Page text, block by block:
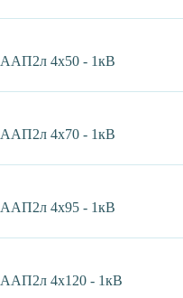
ААП2л 4х50 - 1кВ
ААП2л 4х70 - 1кВ
ААП2л 4х95 - 1кВ
ААП2л 4х120 - 1кВ